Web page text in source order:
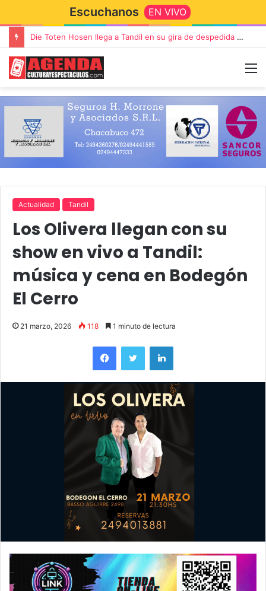
Escuchanos EN VIVO
Die Toten Hosen llega a Tandil en su gira de despedida «Fútbol, Asado, Vino y Adiós Amigos»
Actualidad Tandil
Los Olivera llegan con su
show en vivo a Tandil:
música y cena en Bodegón
El Cerro
21 marzo, 2026 118 1 minuto de lectura